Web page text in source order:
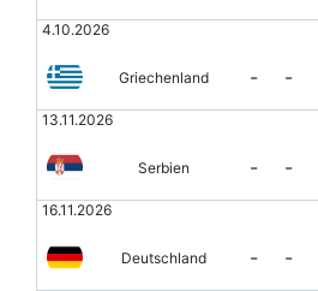
4.10.2026
Griechenland - -
13.11.2026
Serbien - -
16.11.2026
Deutschland - -